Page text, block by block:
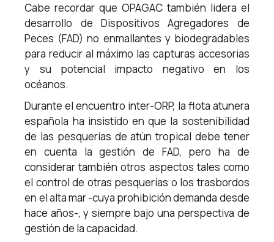
Cabe recordar que OPAGAC también lidera el
desarrollo de Dispositivos Agregadores de
Peces (FAD) no enmallantes y biodegradables
para reducir al máximo las capturas accesorias
y su potencial impacto negativo en los
océanos.
Durante el encuentro inter-ORP, la flota atunera
española ha insistido en que la sostenibilidad
de las pesquerías de atún tropical debe tener
en cuenta la gestión de FAD, pero ha de
considerar también otros aspectos tales como
el control de otras pesquerías o los trasbordos
en el alta mar -cuya prohibición demanda desde
hace años-, y siempre bajo una perspectiva de
gestión de la capacidad.